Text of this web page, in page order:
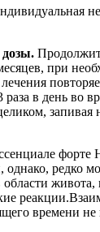
при
в день во
форте
редко
живота,
времени не